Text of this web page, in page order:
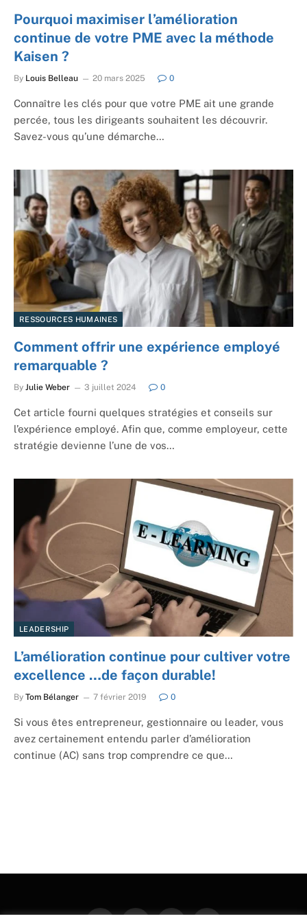
Pourquoi maximiser l’amélioration
continue de votre PME avec la méthode
Kaisen ?
By Louis Belleau 20 mars 2025 0
Connaître les clés pour que votre PME ait une grande
percée, tous les dirigeants souhaitent les découvrir.
Savez-vous qu’une démarche…
RESSOURCES HUMAINES
Comment offrir une expérience employé
remarquable ?
By Julie Weber 3 juillet 2024 0
Cet article fourni quelques stratégies et conseils sur
l’expérience employé. Afin que, comme employeur, cette
stratégie devienne l’une de vos…
LEADERSHIP
L’amélioration continue pour cultiver votre
excellence …de façon durable!
By Tom Bélanger 7 février 2019 0
Si vous êtes entrepreneur, gestionnaire ou leader, vous
avez certainement entendu parler d’amélioration
continue (AC) sans trop comprendre ce que…